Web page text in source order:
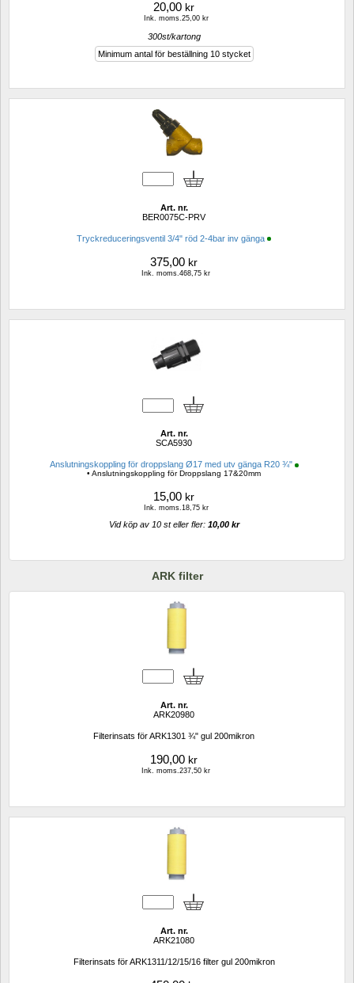
20,00 kr
Ink. moms.25,00 kr
300st/kartong
Minimum antal för beställning 10 stycket
Art. nr.
BER0075C-PRV
Tryckreduceringsventil 3/4" röd 2-4bar inv gänga
375,00 kr
Ink. moms.468,75 kr
Art. nr.
SCA5930
Anslutningskoppling för droppslang Ø17 med utv gänga R20 ¾"
• Anslutningskoppling för Droppslang 17&20mm
15,00 kr
Ink. moms.18,75 kr
Vid köp av 10 st eller fler: 10,00 kr
ARK filter
Art. nr.
ARK20980
Filterinsats för ARK1301 ¾" gul 200mikron
190,00 kr
Ink. moms.237,50 kr
Art. nr.
ARK21080
Filterinsats för ARK1311/12/15/16 filter gul 200mikron